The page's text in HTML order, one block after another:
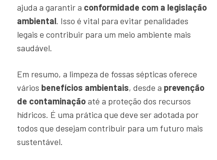
ajuda a garantir a conformidade com a legislação
ambiental. Isso é vital para evitar penalidades
legais e contribuir para um meio ambiente mais
saudável.
Em resumo, a limpeza de fossas sépticas oferece
vários benefícios ambientais, desde a prevenção
de contaminaçãoaté a proteção dos recursos
hídricos. É uma prática que deve ser adotada por
todos que desejam contribuir para um futuro mais
sustentável.